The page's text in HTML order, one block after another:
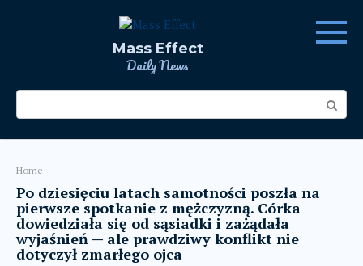
Mass Effect
Daily News
Search:
Home
Po dziesięciu latach samotności poszła na
pierwsze spotkanie z mężczyzną. Córka
dowiedziała się od sąsiadki i zażądała
wyjaśnień — ale prawdziwy konflikt nie
dotyczył zmarłego ojca